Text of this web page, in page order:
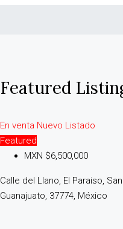
Featured
En venta Nuevo Listado
Featured
MXN $6,500,000
Calle del Llano, El Paraiso,
Guanajuato, 37774, México